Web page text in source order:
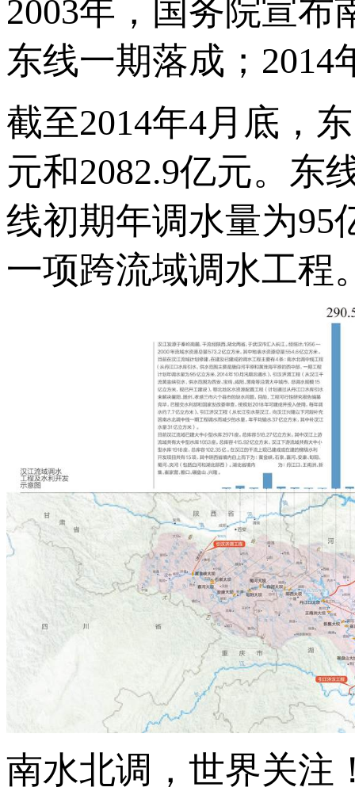
2003年，国务院宣布
东线一期落成；
截至2014年4月底，
元和2082.9亿元。东
线初期年调水量为95
一项跨流域调水工程
南水北调，世界关注